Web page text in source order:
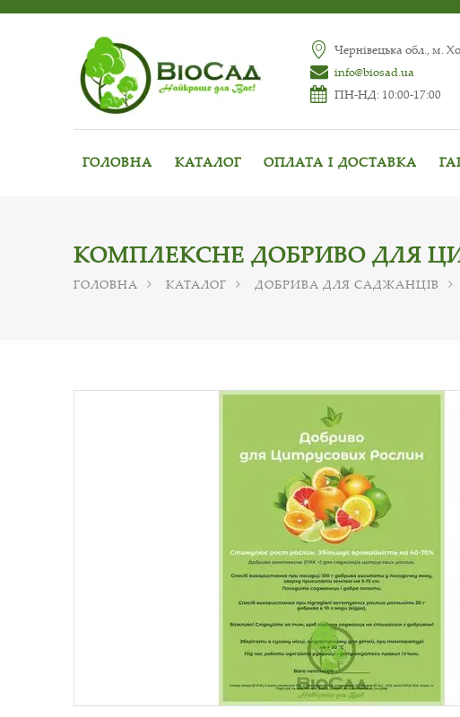
Чернівецька обл., м.
info@biosad.ua
ПН-НД: 10:00-17:00
ГОЛОВНА КАТАЛОГ ОПЛАТА І ДОСТАВКА
КОМПЛЕКСНЕ ДОБРИВО ДЛЯ
ГОЛОВНА КАТАЛОГ ДОБРИВА ДЛЯ САДЖАНЦІВ